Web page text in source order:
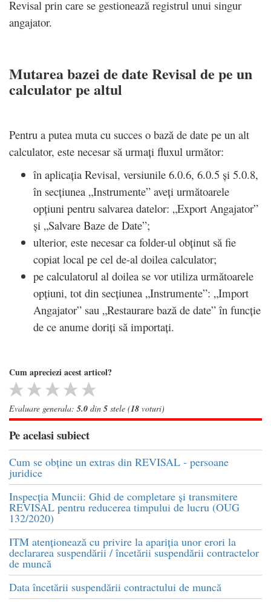
Revisal prin care se gestionează registrul unui singur
angajator.
Mutarea bazei de date Revisal de pe un
calculator pe altul
Pentru a putea muta cu succes o bază de date pe un alt
calculator, este necesar să urmați fluxul următor:
în aplicația Revisal, versiunile 6.0.6, 6.0.5 și 5.0.8,
în secțiunea „Instrumente” aveți următoarele
opțiuni pentru salvarea datelor: „Export Angajator”
și „Salvare Baze de Date”;
ulterior, este necesar ca folder-ul obținut să fie
copiat local pe cel de-al doilea calculator;
pe calculatorul al doilea se vor utiliza următoarele
opțiuni, tot din secțiunea „Instrumente”: „Import
Angajator” sau „Restaurare bază de date” în funcție
de ce anume doriți să importați.
Cum apreciezi acest articol?
Evaluare generala: 5.0 din 5 stele (18 voturi)
Pe acelasi subiect
Cum se obține un extras din REVISAL - persoane
juridice
Inspecția Muncii: Ghid de completare și transmitere
REVISAL pentru reducerea timpului de lucru (OUG
132/2020)
ITM atenționează cu privire la apariția unor erori la
declararea suspendării / încetării suspendării contractelor
de muncă
Data încetării suspendării contractului de muncă